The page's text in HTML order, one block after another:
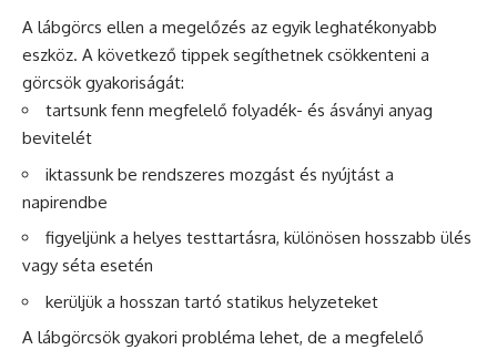
A lábgörcs ellen a megelőzés az egyik leghatékonyabb
eszköz. A következő tippek segíthetnek csökkenteni a
görcsök gyakoriságát:
tartsunk fenn megfelelő folyadék- és ásványi anyag
bevitelét
iktassunk be rendszeres mozgást és nyújtást a
napirendbe
figyeljünk a helyes testtartásra, különösen hosszabb ülés
vagy séta esetén
kerüljük a hosszan tartó statikus helyzeteket
A lábgörcsök gyakori probléma lehet, de a megfelelő